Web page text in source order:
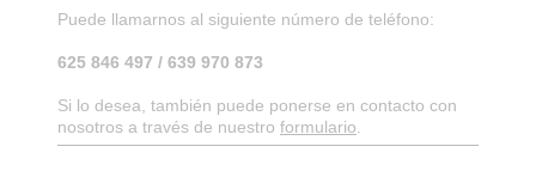
Puede llamarnos al siguiente número de teléfono:
625 846 497 / 639 970 873
Si lo desea, también puede ponerse en contacto con
nosotros a través de nuestro formulario